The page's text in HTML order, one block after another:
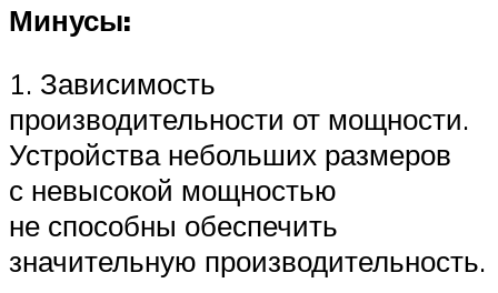
Минусы:
1. Зависимость
производительности от мощности.
Устройства небольших размеров
с невысокой мощностью
не способны обеспечить
значительную производительность.